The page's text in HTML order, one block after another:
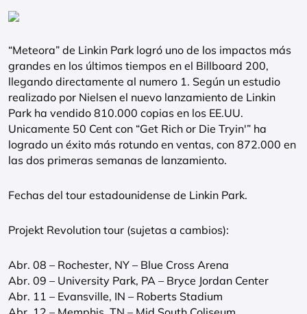
“Meteora” de Linkin Park logró uno de los impactos más
grandes en los últimos tiempos en el Billboard 200,
llegando directamente al numero 1. Según un estudio
realizado por Nielsen el nuevo lanzamiento de Linkin
Park ha vendido 810.000 copias en los EE.UU.
Unicamente 50 Cent con “Get Rich or Die Tryin'” ha
logrado un éxito más rotundo en ventas, con 872.000 en
las dos primeras semanas de lanzamiento.
Fechas del tour estadounidense de Linkin Park.
Projekt Revolution tour (sujetas a cambios):
Abr. 08 – Rochester, NY – Blue Cross Arena
Abr. 09 – University Park, PA – Bryce Jordan Center
Abr. 11 – Evansville, IN – Roberts Stadium